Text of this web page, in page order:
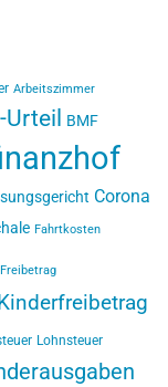
Arbeitszimmer
Urteil BMF
Corona
Fahrtkosten
Freibetrag
Kinderfreibetrag
Lohnsteuer